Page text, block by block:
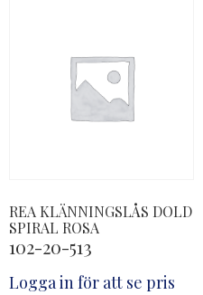
REA KLÄNNINGSLÅS DOLD
SPIRAL ROSA
102-20-513
Logga in för att se pris